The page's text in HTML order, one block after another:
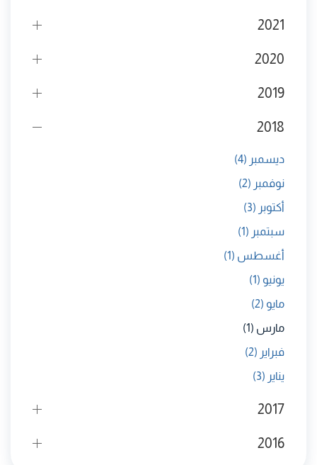
2021
2020
2019
2018
ديسمبر (4)
نوفمبر (2)
أكتوبر (3)
سبتمبر (1)
أغسطس (1)
يونيو (1)
مايو (2)
مارس (1)
فبراير (2)
يناير (3)
2017
2016